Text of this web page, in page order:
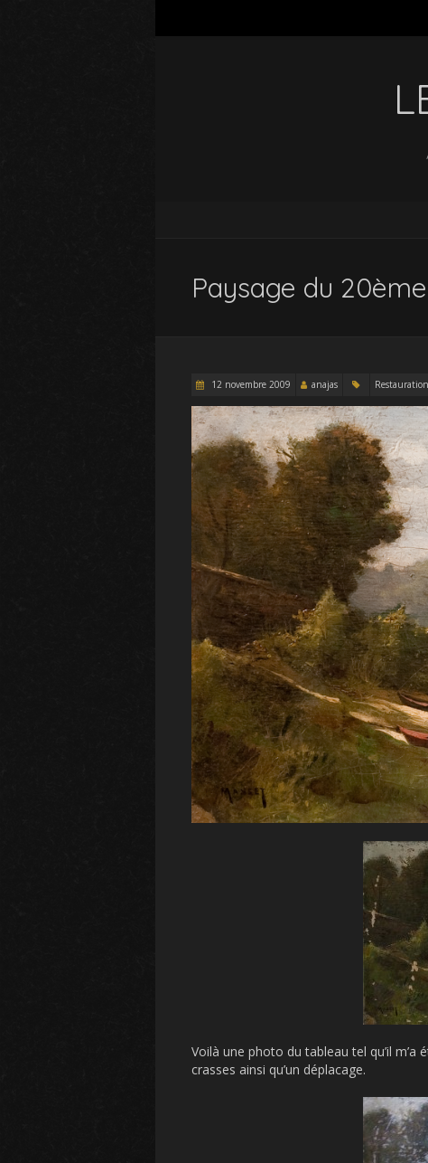
Paysage du
12 novembre 2009 anajas
Voilà une photo du tableau tel qu’il
crasses ainsi qu’un déplacage.